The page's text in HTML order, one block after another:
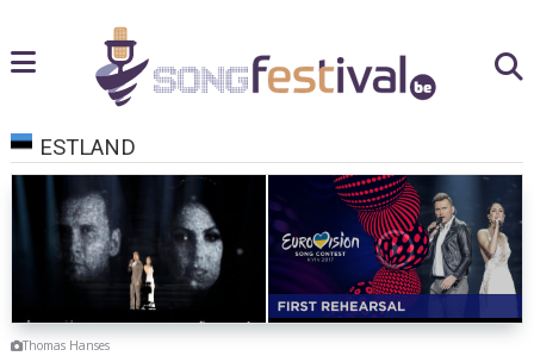
ESTLAND
Thomas Hanses